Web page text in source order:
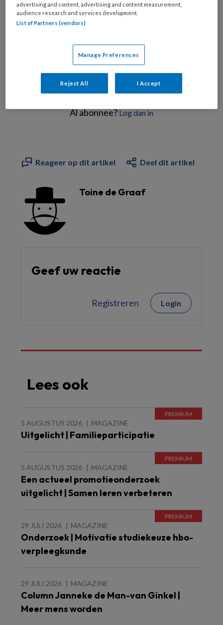
Bekijk de mogelijkheden
Al abonnee?Log dan in
Reageer op dit artikel Deel dit artikel
Toine de Graaf
Geef uw reactie
Registreren Login
Lees ook
5 AUGUSTUS 2026 MAGAZINE
Uitgelicht | Familieparticipatie
5 AUGUSTUS 2026 MAGAZINE
Een actueel promotieonderzoek
uitgelicht | Samen leren verbeteren
29 JULI 2026 MAGAZINE
Onderzoek | Motivatie studiekeuze hbo-
verpleegkunde
29 JULI 2026 MAGAZINE
Column Janneke de Man-van Ginkel |
Meer mens worden
advertising and content, advertising and content measurement,
audience research and services development.
List of Partners (vendors)
Manage Preferences
Reject All I Accept